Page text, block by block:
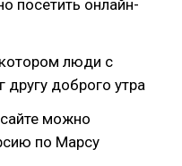
посетить онлайн-
люди с
доброго утра
можно
по Марсу